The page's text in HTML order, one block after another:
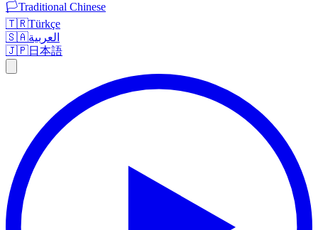
🏳️Traditional Chinese
🇹🇷Türkçe
🇸🇦العربية
🇯🇵日本語